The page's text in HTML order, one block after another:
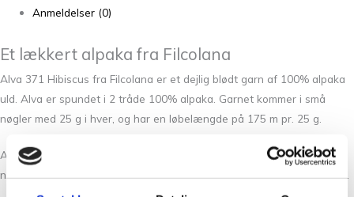
Anmeldelser (0)
Et lækkert alpaka fra Filcolana
Alva 371 Hibiscus fra Filcolana er et dejlig blødt garn af 100% alpaka
uld. Alva er spundet i 2 tråde 100% alpaka. Garnet kommer i små
nøgler med 25 g i hver, og har en løbelængde på 175 m pr. 25 g.
Alva er en perfekt medløbertråd. Netop fordi den er lagt op på 25 g
nøgler, kan man virkelig slå sig løs og bruge mange farver i sit projekt.